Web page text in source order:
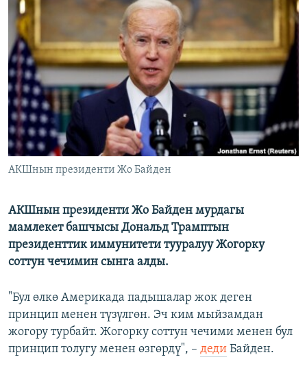
поиску
АКШнын президенти Жо Байден
АКШнын президенти Жо Байден мурдагы
мамлекет башчысы Дональд Трамптын
президенттик иммунитети тууралуу Жогорку
соттун чечимин сынга алды.
"Бул өлкө Америкада падышалар жок деген
принцип менен түзүлгөн. Эч ким мыйзамдан
жогору турбайт. Жогорку соттун чечими менен бул
принцип толугу менен өзгөрдү", – деди Байден.